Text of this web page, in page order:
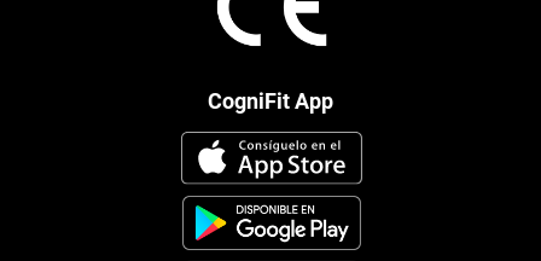
CogniFit App